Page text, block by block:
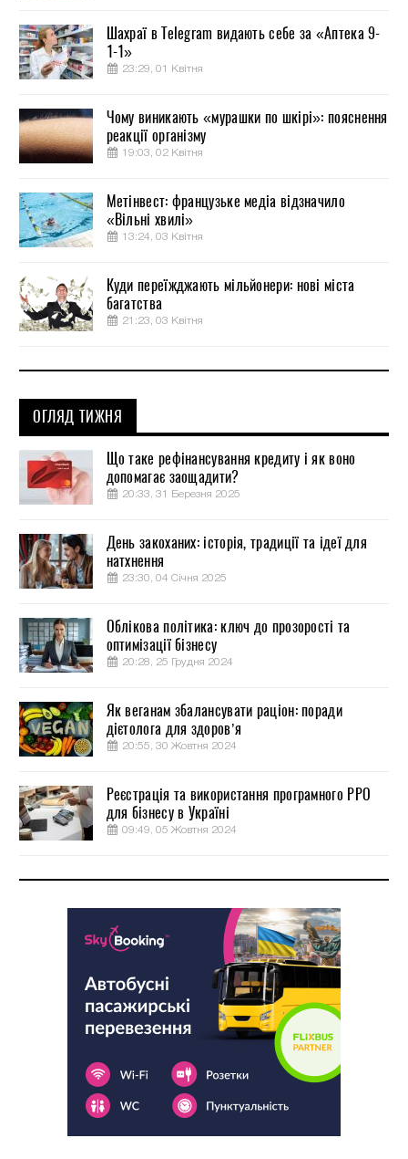
Шахраї в Telegram видають себе за «Аптека 9-
1-1»
23:29, 01 Квітня
Чому виникають «мурашки по шкірі»: пояснення
реакції організму
19:03, 02 Квітня
Метінвест: французьке медіа відзначило
«Вільні хвилі»
13:24, 03 Квітня
Куди переїжджають мільйонери: нові міста
багатства
21:23, 03 Квітня
ОГЛЯД ТИЖНЯ
Що таке рефінансування кредиту і як воно
допомагає заощадити?
20:33, 31 Березня 2025
День закоханих: історія, традиції та ідеї для
натхнення
23:30, 04 Січня 2025
Облікова політика: ключ до прозорості та
оптимізації бізнесу
20:28, 25 Грудня 2024
Як веганам збалансувати раціон: поради
дієтолога для здоров’я
20:55, 30 Жовтня 2024
Реєстрація та використання програмного РРО
для бізнесу в Україні
09:49, 05 Жовтня 2024